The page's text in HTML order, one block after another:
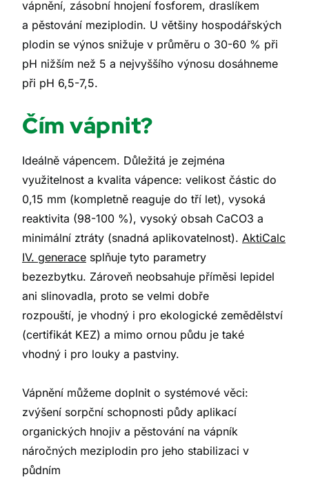
vápnění, zásobní hnojení fosforem, draslíkem
a pěstování meziplodin. U většiny hospodářských
plodin se výnos snižuje v průměru o 30-60 % při
pH nižším než 5 a nejvyššího výnosu dosáhneme
při pH 6,5-7,5.
Čím vápnit?
Ideálně vápencem. Důležitá je zejména
využitelnost a kvalita vápence: velikost částic do
0,15 mm (kompletně reaguje do tří let), vysoká
reaktivita (98-100 %), vysoký obsah CaCO3 a
minimální ztráty (snadná aplikovatelnost). AktiCalc
IV. generace splňuje tyto parametry
bezezbytku. Zároveň neobsahuje příměsi lepidel
ani slinovadla, proto se velmi dobře
rozpouští, je vhodný i pro ekologické zemědělství
(certifikát KEZ) a mimo ornou půdu je také
vhodný i pro louky a pastviny.
Vápnění můžeme doplnit o systémové věci:
zvýšení sorpční schopnosti půdy aplikací
organických hnojiv a pěstování na vápník
náročných meziplodin pro jeho stabilizaci v
půdním